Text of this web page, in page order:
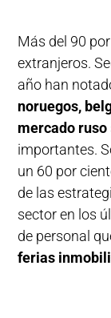
Más del 90
extranjeros.
año han
noruegos,
mercado ruso
importantes.
un 60 por
de las
sector en los
de personal
ferias